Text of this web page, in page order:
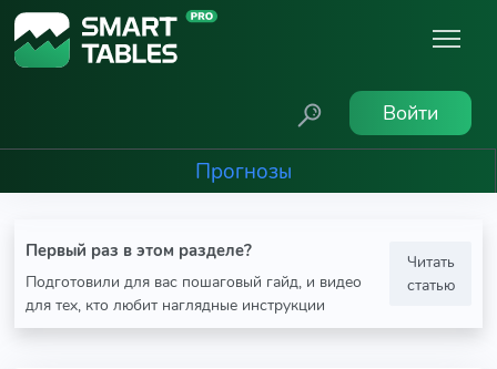
Войти
Прогнозы
Первый раз в этом разделе?
Подготовили для вас пошаговый гайд, и видео
для тех, кто любит наглядные инструкции
Читать
статью